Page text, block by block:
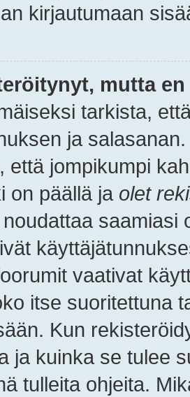
kirjautumaan
mutta
tarkista,
ja
että jompikumpi
on päällä ja olet
saamiasi
vaativat
itse suoritettuna
Kun
ja kuinka se tulee
tulleita ohjeita.